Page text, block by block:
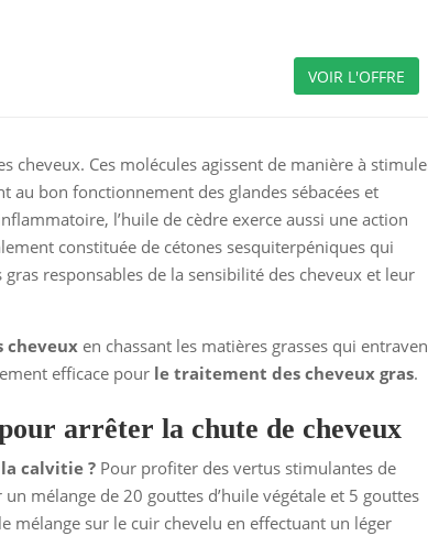
VOIR L'OFFRE
cheveux. Ces molécules agissent de manière à
au bon fonctionnement des glandes sébacées et
l’huile de cèdre exerce aussi une action
constituée de cétones sesquiterpéniques qui
responsables de la sensibilité des cheveux et leur
cheveux en chassant les matières grasses qui
efficace pour le traitement des cheveux gras.
arrêter la chute de cheveux
calvitie ? Pour profiter des vertus stimulantes de
mélange de 20 gouttes d’huile végétale et 5 gouttes
mélange sur le cuir chevelu en effectuant un léger